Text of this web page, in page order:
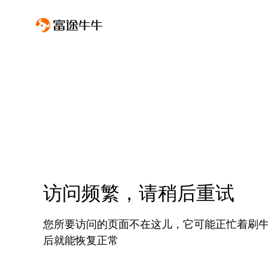
访问频繁，请稍后重试
您所要访问的页面不在这儿，它可能正忙着刷
后就能恢复正常